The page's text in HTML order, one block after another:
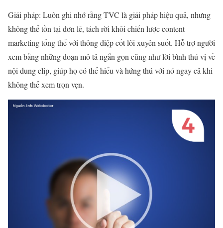
Giải pháp: Luôn ghi nhớ rằng TVC là giải pháp hiệu quả, nhưng
không thể tồn tại đơn lẻ, tách rời khỏi chiến lược content
marketing tổng thể với thông điệp cốt lõi xuyên suốt. Hỗ trợ người
xem bằng những đoạn mô tả ngắn gọn cũng như lời bình thú vị về
nội dung clip, giúp họ có thể hiểu và hứng thú với nó ngay cả khi
không thể xem trọn vẹn.